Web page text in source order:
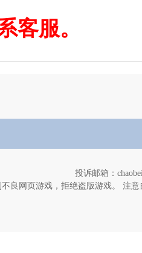
客服。
投诉邮箱：
不良网页游戏，拒绝盗版游戏。 注